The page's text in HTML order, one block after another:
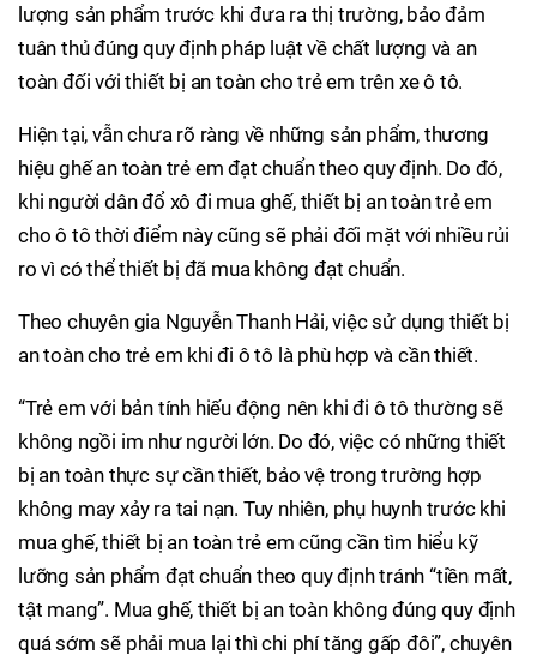
lượng sản phẩm trước khi đưa ra thị trường, bảo đảm
tuân thủ đúng quy định pháp luật về chất lượng và an
toàn đối với thiết bị an toàn cho trẻ em trên xe ô tô.
Hiện tại, vẫn chưa rõ ràng về những sản phẩm, thương
hiệu ghế an toàn trẻ em đạt chuẩn theo quy định. Do đó,
khi người dân đổ xô đi mua ghế, thiết bị an toàn trẻ em
cho ô tô thời điểm này cũng sẽ phải đối mặt với nhiều rủi
ro vì có thể thiết bị đã mua không đạt chuẩn.
Theo chuyên gia Nguyễn Thanh Hải, việc sử dụng thiết bị
an toàn cho trẻ em khi đi ô tô là phù hợp và cần thiết.
“Trẻ em với bản tính hiếu động nên khi đi ô tô thường sẽ
không ngồi im như người lớn. Do đó, việc có những thiết
bị an toàn thực sự cần thiết, bảo vệ trong trường hợp
không may xảy ra tai nạn. Tuy nhiên, phụ huynh trước khi
mua ghế, thiết bị an toàn trẻ em cũng cần tìm hiểu kỹ
lưỡng sản phẩm đạt chuẩn theo quy định tránh “tiền mất,
tật mang”. Mua ghế, thiết bị an toàn không đúng quy định
quá sớm sẽ phải mua lại thì chi phí tăng gấp đôi”, chuyên